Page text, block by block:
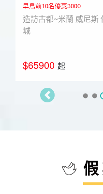
早鳥前10名優惠3000
造訪古都~米蘭 威尼斯
城
$65900 起